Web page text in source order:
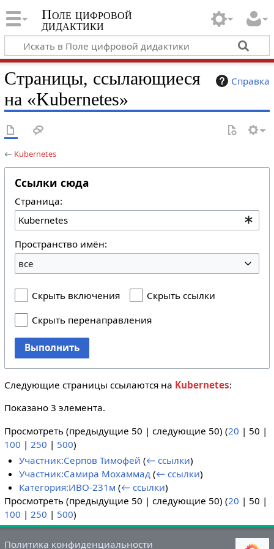
Поле цифровой
дидактики
Справка
Страницы, ссылающиеся
на «Kubernetes»
← Kubernetes
Ссылки сюда
Страница:
Пространство имён:
все
Скрыть включения
Скрыть ссылки
Скрыть перенаправления
Выполнить
Следующие страницы ссылаются на Kubernetes:
Показано 3 элемента.
Просмотреть (предыдущие 50 | следующие 50) (20 | 50 |
100 | 250 | 500)
Участник:Серпов Тимофей (← ссылки)
Участник:Самира Мохаммад (← ссылки)
Категория:ИВО-231м (← ссылки)
Просмотреть (предыдущие 50 | следующие 50) (20 | 50 |
100 | 250 | 500)
Политика конфиденциальности